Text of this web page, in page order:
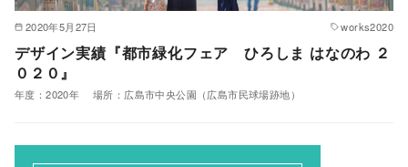
2020年5月27日 works2020
デザイン実績『都市緑化フェア ひろしま はなのわ ２
０２０』
年度：2020年 場所：広島市中央公園（広島市民球場跡地）